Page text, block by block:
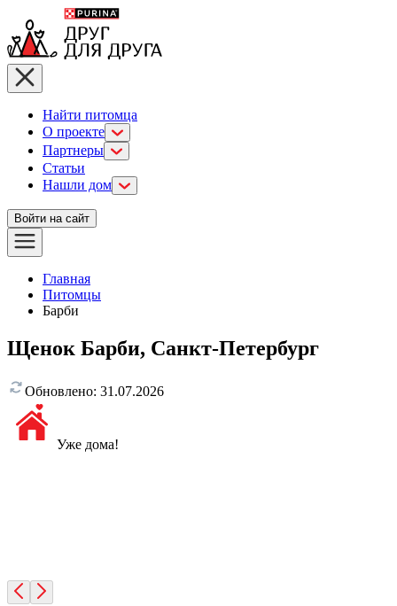
Найти питомца
О проекте
Партнеры
Статьи
Нашли дом
Войти на сайт
Главная
Питомцы
Барби
Щенок Барби, Санкт-Петербург
Обновлено: 31.07.2026
Уже дома!